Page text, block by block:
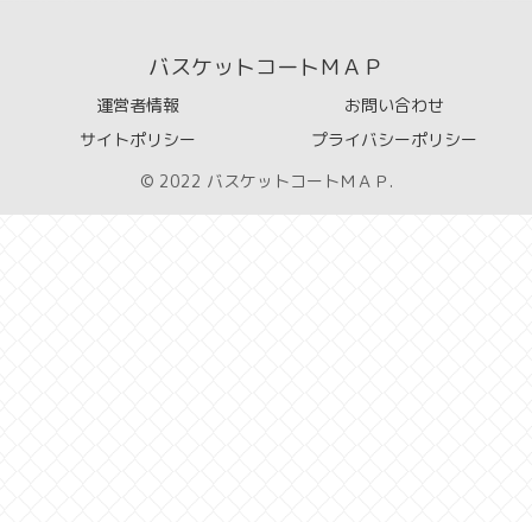
バスケットコートＭＡＰ
運営者情報
お問い合わせ
サイトポリシー
プライバシーポリシー
© 2022 バスケットコートＭＡＰ.